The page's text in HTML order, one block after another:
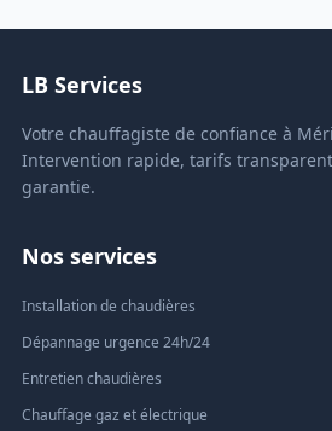
LB Services
Votre chauffagiste de confiance à
Intervention rapide, tarifs
garantie.
Nos services
Installation de chaudières
Dépannage urgence 24h/24
Entretien chaudières
Chauffage gaz et électrique